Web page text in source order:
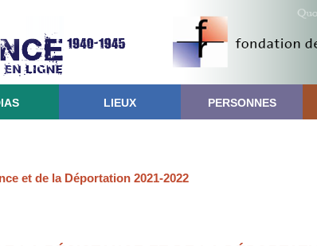
LIEUX PERSONNES
et de la Déportation 2021-2022